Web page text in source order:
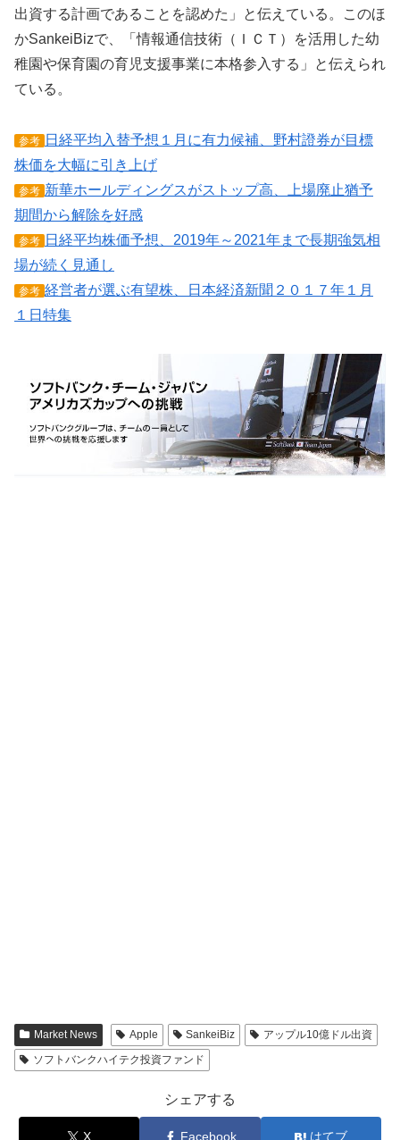
出資する計画であることを認めた」と伝えている。このほ
かSankeiBizで、「情報通信技術（ＩＣＴ）を活用した幼
稚園や保育園の育児支援事業に本格参入する」と伝えられ
ている。
参考 日経平均入替予想１月に有力候補、野村證券が目標
株価を大幅に引き上げ
参考 新華ホールディングスがストップ高、上場廃止猶予
期間から解除を好感
参考 日経平均株価予想、2019年～2021年まで長期強気相
場が続く見通し
参考 経営者が選ぶ有望株、日本経済新聞２０１７年１月
１日特集
Market News Apple SankeiBiz
アップル10億ドル出資
ソフトバンクハイテク投資ファンド
シェアする
X Facebook はてブ